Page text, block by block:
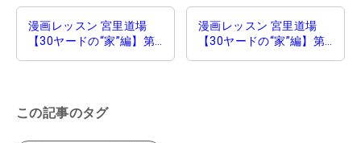
漫画レッスン 宮里道場
【30ヤードの“家”編】第6
漫画レッスン 宮里道場
【30ヤードの“家”編】第8
この記事のタグ